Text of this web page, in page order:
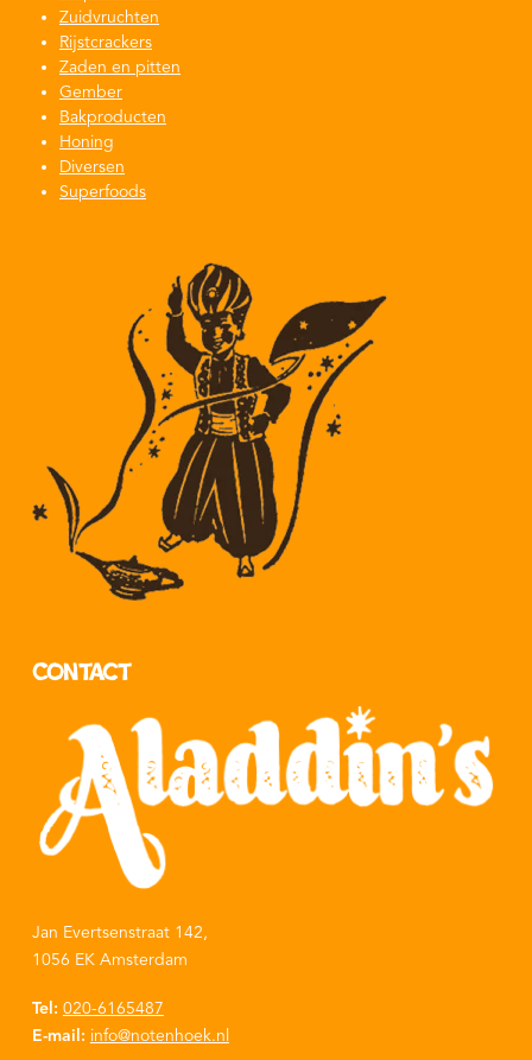
Zuidvruchten
Rijstcrackers
Zaden en pitten
Gember
Bakproducten
Honing
Diversen
Superfoods
Contact
Jan Evertsenstraat 142,
1056 EK Amsterdam
Tel: 020-6165487
E-mail: info@notenhoek.nl